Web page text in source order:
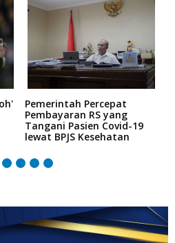
Pemerintah Percepat
Pembayaran RS yang
Tangani Pasien Covid-19
lewat BPJS Kesehatan